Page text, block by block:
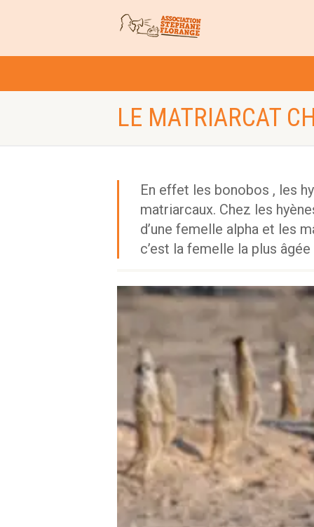
LE MATRIARCAT
En effet les bonobos , les
matriarcaux. Chez les
d’une femelle alpha et les
c’est la femelle la plus